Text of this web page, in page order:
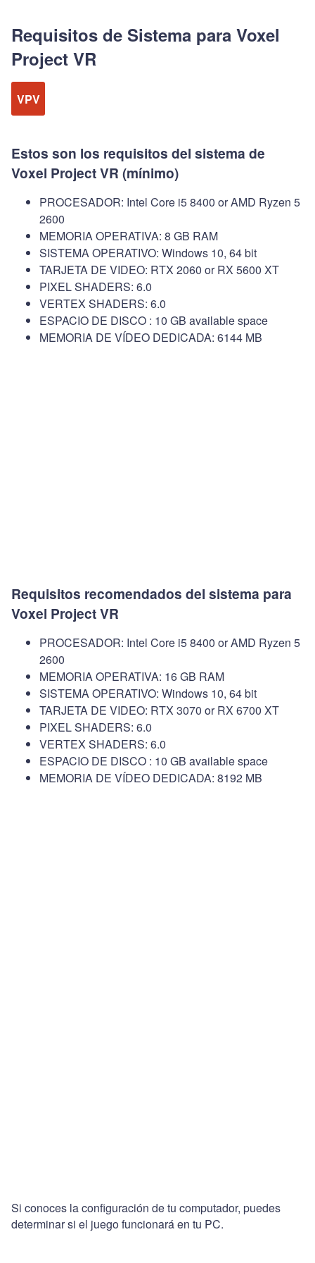
Requisitos de Sistema para Voxel
Project VR
VPV
Estos son los requisitos del sistema de
Voxel Project VR (mínimo)
PROCESADOR: Intel Core i5 8400 or AMD Ryzen 5
2600
MEMORIA OPERATIVA: 8 GB RAM
SISTEMA OPERATIVO: Windows 10, 64 bit
TARJETA DE VIDEO: RTX 2060 or RX 5600 XT
PIXEL SHADERS: 6.0
VERTEX SHADERS: 6.0
ESPACIO DE DISCO : 10 GB available space
MEMORIA DE VÍDEO DEDICADA: 6144 MB
Requisitos recomendados del sistema para
Voxel Project VR
PROCESADOR: Intel Core i5 8400 or AMD Ryzen 5
2600
MEMORIA OPERATIVA: 16 GB RAM
SISTEMA OPERATIVO: Windows 10, 64 bit
TARJETA DE VIDEO: RTX 3070 or RX 6700 XT
PIXEL SHADERS: 6.0
VERTEX SHADERS: 6.0
ESPACIO DE DISCO : 10 GB available space
MEMORIA DE VÍDEO DEDICADA: 8192 MB
Si conoces la configuración de tu computador, puedes
determinar si el juego funcionará en tu PC.